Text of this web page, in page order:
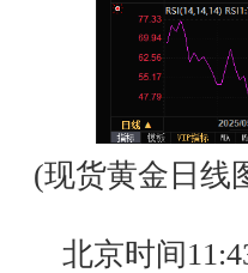
(现货黄金日线
北京时间11:43